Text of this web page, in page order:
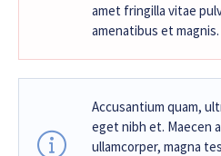
amet fringilla vitae
amenatibus et magnis.
Accusantium quam,
eget nibh et. Maecen
ullamcorper, magna